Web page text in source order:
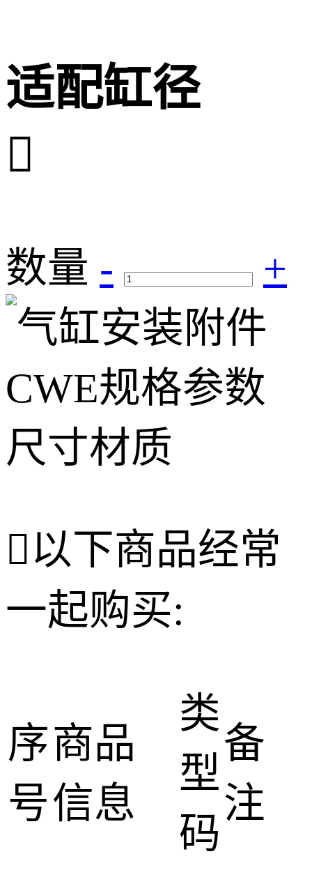
适配缸径

数量 - +
以下商品经常
一起购买:
序
号
商品
信息
类
型
码
备
注